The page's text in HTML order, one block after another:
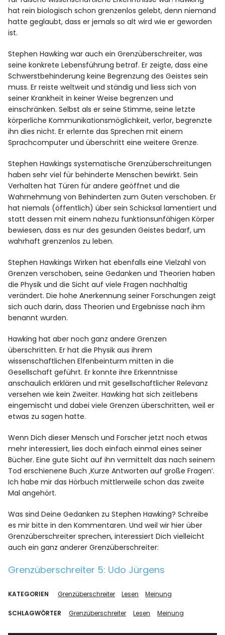
hat rein biologisch schon grenzenlos gelebt, denn niemand
hatte geglaubt, dass er jemals so alt wird wie er geworden
ist.
Stephen Hawking war auch ein Grenzüberschreiter, was
seine konkrete Lebensführung betraf. Er zeigte, dass eine
Schwerstbehinderung keine Begrenzung des Geistes sein
muss. Er reiste weltweit und ständig und liess sich von
seiner Krankheit in keiner Weise begrenzen und
einschränken. Selbst als er seine Stimme, seine letzte
körperliche Kommunikationsmöglichkeit, verlor, begrenzte
ihn dies nicht. Er erlernte das Sprechen mit einem
Sprachcomputer und überschritt eine weitere Grenze.
Stephen Hawkings systematische Grenzüberschreitungen
haben sehr viel für behinderte Menschen bewirkt. Sein
Verhalten hat Türen für andere geöffnet und die
Wahrnehmung von Behinderten zum Guten verschoben. Er
hat niemals (öffentlich) über sein Schicksal lamentiert und
statt dessen mit einem nahezu funktionsunfähigen Körper
bewiesen, dass es nur des gesunden Geistes bedarf, um
wahrhaft grenzenlos zu leben.
Stephen Hawkings Wirken hat ebenfalls eine Vielzahl von
Grenzen verschoben, seine Gedanken und Theorien haben
die Physik und die Sicht auf viele Fragen nachhaltig
verändert. Die hohe Anerkennung seiner Forschungen zeigt
sich auch darin, dass Theorien und Ergebnisse nach ihm
benannt wurden.
Hawking hat aber noch ganz andere Grenzen
überschritten. Er hat die Physik aus ihrem
wissenschaftlichen Elfenbeinturm mitten in die
Gesellschaft geführt. Er konnte ihre Erkenntnisse
anschaulich erklären und mit gesellschaftlicher Relevanz
versehen wie kein Zweiter. Hawking hat sich zeitlebens
eingemischt und dabei viele Grenzen überschritten, weil er
etwas zu sagen hatte.
Wenn Dich dieser Mensch und Forscher jetzt noch etwas
mehr interessiert, lies doch einfach einmal eines seiner
Bücher. Eine gute Sicht auf ihn vermittelt das nach seinem
Tod erschienene Buch ‚Kurze Antworten auf große Fragen‘.
Ich habe mir das Hörbuch mittlerweile schon das zweite
Mal angehört.
Was sind Deine Gedanken zu Stephen Hawking? Schreibe
es mir bitte in den Kommentaren. Und weil wir hier über
Grenzüberschreiter sprechen, interessiert Dich vielleicht
auch ein ganz anderer Grenzüberschreiter:
Grenzüberschreiter 5: Udo Jürgens
KATEGORIEN Grenzüberschreiter Lesen Meinung
SCHLAGWÖRTER Grenzüberschreiter Lesen Meinung